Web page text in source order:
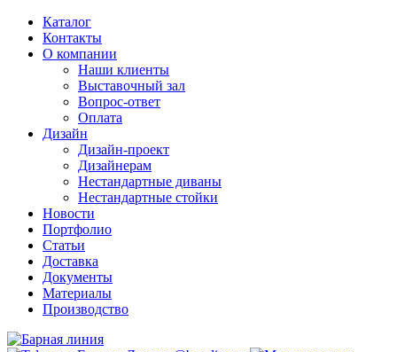
Каталог
Контакты
О компании
Наши клиенты
Выставочный зал
Вопрос-ответ
Оплата
Дизайн
Дизайн-проект
Дизайнерам
Нестандартные диваны
Нестандартные стойки
Новости
Портфолио
Статьи
Доставка
Документы
Материалы
Производство